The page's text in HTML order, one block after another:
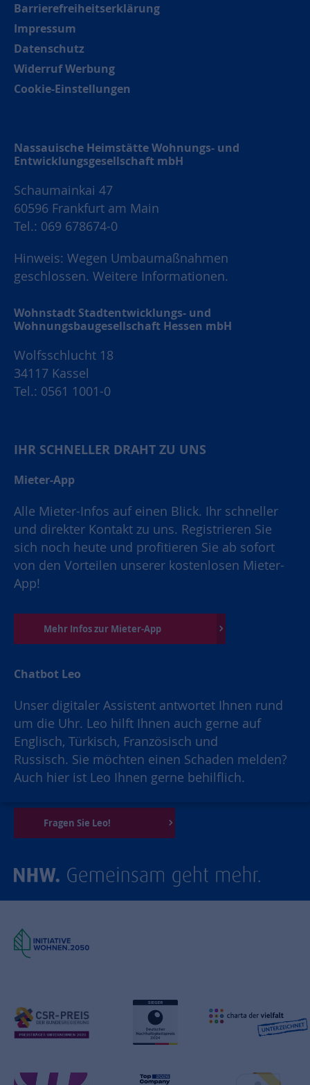
Barrierefreiheitserklärung
Impressum
Datenschutz
Widerruf Werbung
Cookie-Einstellungen
Nassauische Heimstätte Wohnungs- und
Entwicklungsgesellschaft mbH
Schaumainkai 47
60596 Frankfurt am Main
Tel.: 069 678674-0
Hinweis: Wegen Umbaumaßnahmen
geschlossen. Weitere Informationen.
Wohnstadt Stadtentwicklungs- und
Wohnungsbaugesellschaft Hessen mbH
Wolfsschlucht 18
34117 Kassel
Tel.: 0561 1001-0
IHR SCHNELLER DRAHT ZU UNS
Mieter-App
Alle Mieter-Infos auf einen Blick. Ihr schneller
und direkter Kontakt zu uns. Registrieren Sie
sich noch heute und profitieren Sie ab sofort
von den Vorteilen unserer kostenlosen Mieter-
App!
Mehr Infos zur Mieter-App
Chatbot Leo
Unser digitaler Assistent antwortet Ihnen rund
um die Uhr. Leo hilft Ihnen auch gerne auf
Englisch, Türkisch, Französisch und
Russisch. Sie möchten einen Schaden melden?
Auch hier ist Leo Ihnen gerne behilflich.
Fragen Sie Leo!